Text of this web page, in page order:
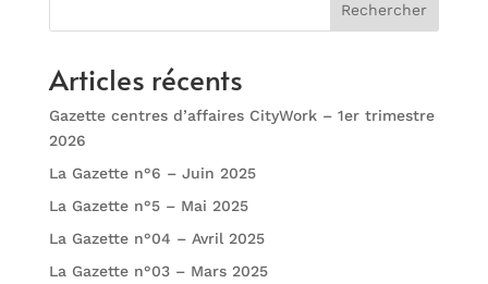
Rechercher
Articles récents
Gazette centres d’affaires CityWork – 1er trimestre
2026
La Gazette n°6 – Juin 2025
La Gazette n°5 – Mai 2025
La Gazette n°04 – Avril 2025
La Gazette n°03 – Mars 2025